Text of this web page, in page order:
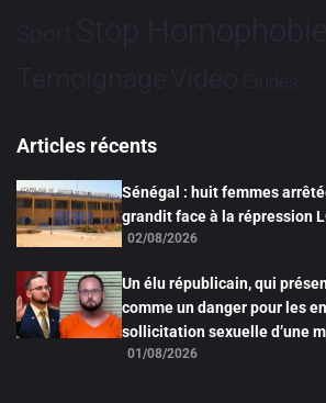
Sport Stop Homophobie
TémoignageVidéo Études
Articles récents
Sénégal : huit femmes
grandit face à la répression
02/08/2026
Un élu républicain, qui
comme un danger pour les
sollicitation sexuelle d’une
01/08/2026